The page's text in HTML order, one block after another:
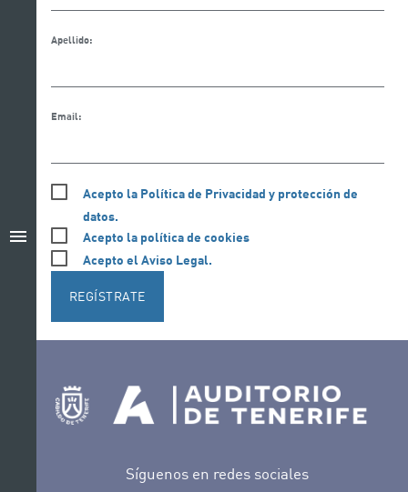
menu
Apellido:
Email:
Acepto la Política de Privacidad y protección de
datos.
Acepto la política de cookies
Acepto el Aviso Legal.
REGÍSTRATE
Síguenos en redes sociales